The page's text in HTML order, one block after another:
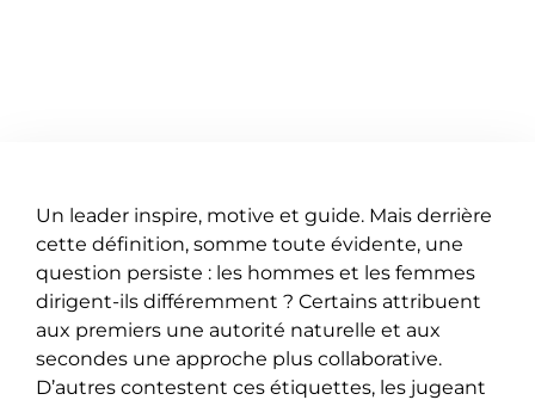
Un leader inspire, motive et guide. Mais derrière
cette définition, somme toute évidente, une
question persiste : les hommes et les femmes
dirigent-ils différemment ? Certains attribuent
aux premiers une autorité naturelle et aux
secondes une approche plus collaborative.
D’autres contestent ces étiquettes, les jugeant